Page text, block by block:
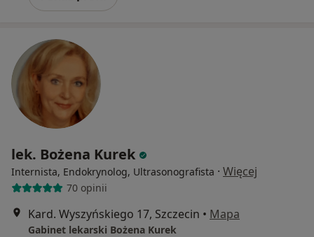
lek. Bożena Kurek
Internista, Endokrynolog, Ultrasonografista · Więcej
70 opinii
Kard. Wyszyńskiego 17, Szczecin • Mapa
Gabinet lekarski Bożena Kurek